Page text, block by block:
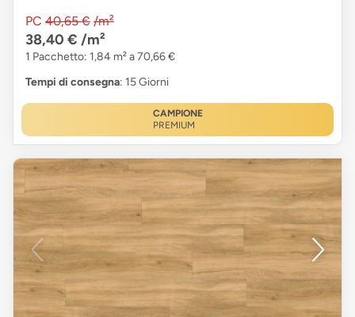
PC 40,65 € /m²
38,40 € /m²
1 Pacchetto: 1,84 m² a 70,66 €
Tempi di consegna: 15 Giorni
CAMPIONE
PREMIUM